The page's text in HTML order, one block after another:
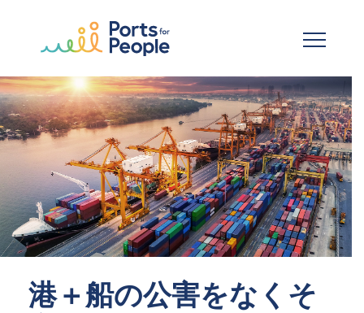
港＋船の公害をなくそ